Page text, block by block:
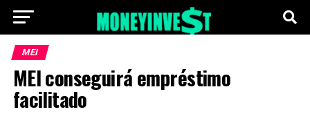
MEI
MEI conseguirá empréstimo
facilitado